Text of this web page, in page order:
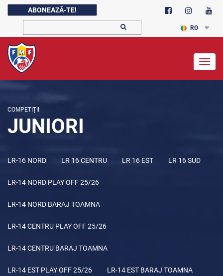
ABONEAZĂ-TE!
RO
COMPETIȚII
JUNIORI
LR-16 NORD LR 16 CENTRU LR 16 EST LR 16 SUD
LR-14 NORD PLAY OFF 25/26
LR-14 NORD BARAJ TOAMNA
LR-14 CENTRU PLAY OFF 25/26
LR-14 CENTRU BARAJ TOAMNA
LR-14 EST PLAY OFF 25/26 LR-14 EST BARAJ TOAMNA